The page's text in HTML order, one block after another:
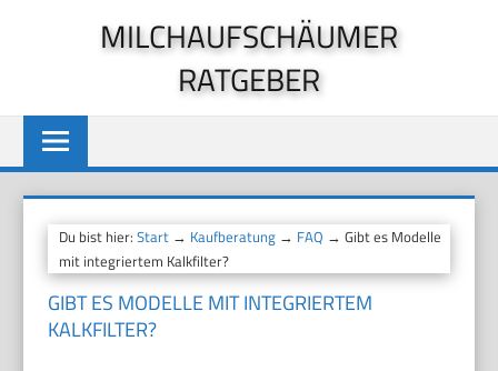
MILCHAUFSCHÄUMER
RATGEBER
Du bist hier:Start → Kaufberatung → FAQ → Gibt es Modelle
mit integriertem Kalkfilter?
GIBT ES MODELLE MIT INTEGRIERTEM
KALKFILTER?